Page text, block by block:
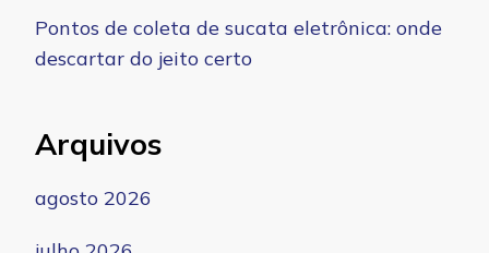
Pontos de coleta de sucata eletrônica: onde
descartar do jeito certo
Arquivos
agosto 2026